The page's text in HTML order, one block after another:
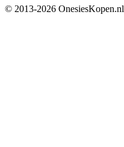
© 2013-2026 OnesiesKopen.nl